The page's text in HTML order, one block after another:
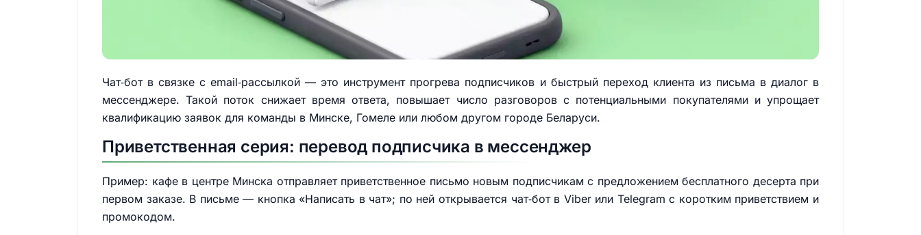
Чат‑бот в связке с email‑рассылкой — это инструмент прогрева подписчиков и быстрый переход клиента из письма в диалог в
мессенджере. Такой поток снижает время ответа, повышает число разговоров с потенциальными покупателями и упрощает
квалификацию заявок для команды в Минске, Гомеле или любом другом городе Беларуси.
Приветственная серия: перевод подписчика в мессенджер
Пример: кафе в центре Минска отправляет приветственное письмо новым подписчикам с предложением бесплатного десерта при
первом заказе. В письме — кнопка «Написать в чат»; по ней открывается чат‑бот в Viber или Telegram с коротким приветствием и
промокодом.